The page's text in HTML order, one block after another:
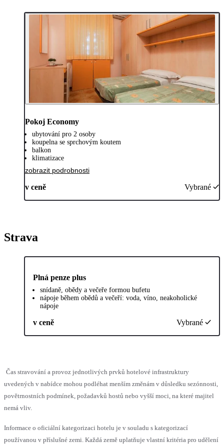
Pokoj Economy
ubytování pro 2 osoby
koupelna se sprchovým koutem
balkon
klimatizace
zobrazit podrobnosti
v ceně Vybrané
Strava
Plná penze plus
snídaně, obědy a večeře formou bufetu
nápoje během obědů a večeří: voda, víno, neakoholické
nápoje
v ceně Vybrané
Čas stravování a provoz jednotlivých prvků hotelové infrastruktury
uvedených v nabídce mohou podléhat menším změnám v důsledku sezónnosti,
povětrnostních podmínek, požadavků hostů nebo vyšší moci, na které majitel
nemá vliv.
Informace o oficiální kategorizaci hotelu je v souladu s kategorizací
používanou v příslušné zemi. Každá země uplatňuje vlastní kritéria pro udělení